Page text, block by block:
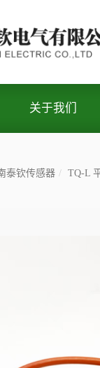
关于我们
泰钦传感器 TQ-L